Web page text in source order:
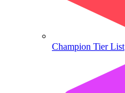
Champion Tier List